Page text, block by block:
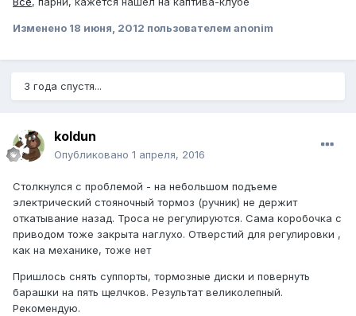
Изменено 18 июня, 2012 пользователем anonim
3 года спустя...
koldun
Опубликовано 1 апреля, 2016
Столкнулся с проблемой - на небольшом подъеме
электрический стояночный тормоз (ручник) не держит
откатывание назад. Троса не регулируются. Сама коробочка с
приводом тоже закрыта наглухо. Отверстий для регулировки ,
как на механике, тоже нет
Пришлось снять суппорты, тормозные диски и повернуть
барашки на пять щелчков. Результат великолепный.
Рекомендую.